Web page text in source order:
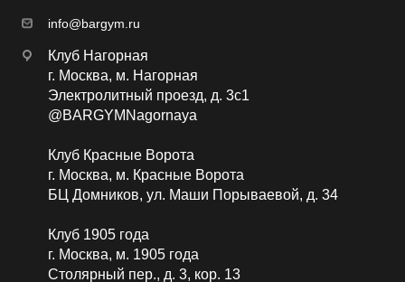
info@bargym.ru
Клуб Нагорная
г. Москва, м. Нагорная
Электролитный проезд, д. 3с1
@BARGYMNagornaya
Клуб Красные Ворота
г. Москва, м. Красные Ворота
БЦ Домников, ул. Маши Порываевой, д. 34
Клуб 1905 года
г. Москва, м. 1905 года
Столярный пер., д. 3, кор. 13